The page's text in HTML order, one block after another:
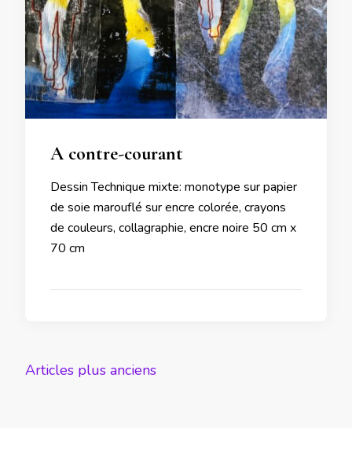
A contre-courant
Dessin Technique mixte: monotype sur papier
de soie marouflé sur encre colorée, crayons
de couleurs, collagraphie, encre noire 50 cm x
70 cm
Navigation
Articles plus anciens